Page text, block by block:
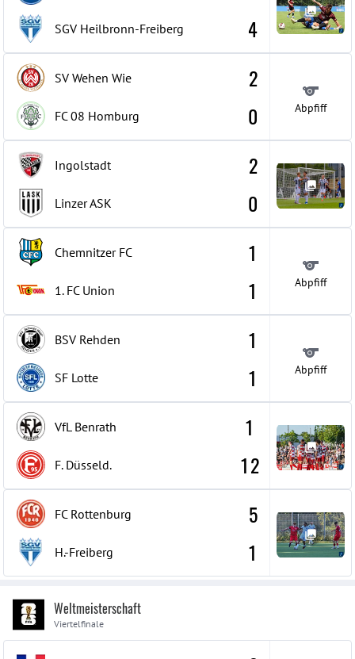
SGV Heilbronn-Freiberg
4
SV Wehen Wie
FC 08 Homburg
2
0
Abpfiff
Ingolstadt
Linzer ASK
2
0
Chemnitzer FC
1. FC Union
1
1
Abpfiff
BSV Rehden
SF Lotte
1
1
Abpfiff
VfL Benrath
F. Düsseld.
1
12
FC Rottenburg
H.-Freiberg
5
1
Weltmeisterschaft
Viertelfinale